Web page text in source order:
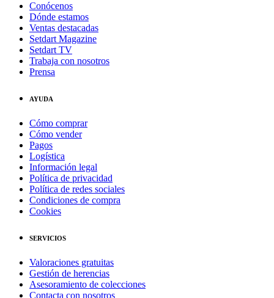
Conócenos
Dónde estamos
Ventas destacadas
Setdart Magazine
Setdart TV
Trabaja con nosotros
Prensa
AYUDA
Cómo comprar
Cómo vender
Pagos
Logística
Información legal
Política de privacidad
Política de redes sociales
Condiciones de compra
Cookies
SERVICIOS
Valoraciones gratuitas
Gestión de herencias
Asesoramiento de colecciones
Contacta con nosotros